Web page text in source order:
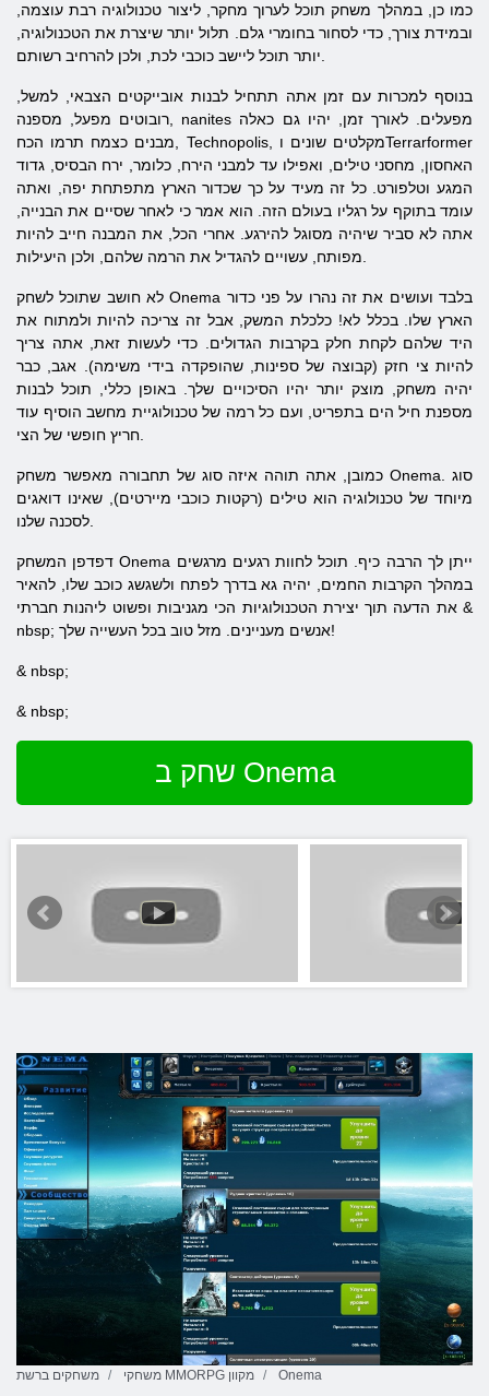
כמו כן, במהלך משחק תוכל לערוך מחקר, ליצור טכנולוגיה רבת עוצמה,
ובמידת צורך, כדי לסחור בחומרי גלם. תלול יותר שיצרת את הטכנולוגיה,
בנוסף למכרות עם זמן אתה תתחיל לבנות אובייקטים הצבאי, למשל,
רובוטים מפעל, מספנה, nanites מפעלים. לאורך זמן, יהיו גם כאלה
מבנים כצמח תרמו הכח, Technopolis, מקלטים שונים וTerrarformer
האחסון, מחסני טילים, ואפילו עד למבני הירח, כלומר, ירח הבסיס, גדוד
המגע וטלפורט. כל זה מעיד על כך שכדור הארץ מתפתחת יפה, ואתה
עומד בתוקף על רגליו בעולם הזה. הוא אמר כי לאחר שסיים את הבנייה,
אתה לא סביר שיהיה מסוגל להירגע. אחרי הכל, את המבנה חייב להיות
לא חושב שתוכל לשחק Onema בלבד ועושים את זה נהרו על פני כדור
הארץ שלו. בכלל לא! כלכלת המשק, אבל זה צריכה להיות ולמתוח את
היד שלהם לקחת חלק בקרבות הגדולים. כדי לעשות זאת, אתה צריך
להיות צי חזק (קבוצה של ספינות, שהופקדה בידי משימה). אגב, כבר
יהיה משחק, מוצק יותר יהיו הסיכויים שלך. באופן כללי, תוכל לבנות
מספנת חיל הים בתפריט, ועם כל רמה של טכנולוגיית מחשב הוסיף עוד
כמובן, אתה תוהה איזה סוג של תחבורה מאפשר משחק Onema. סוג
מיוחד של טכנולוגיה הוא טילים (רקטות כוכבי מיירטים), שאינו דואגים
דפדפן המשחק Onema ייתן לך הרבה כיף. תוכל לחוות רגעים מרגשים
במהלך הקרבות החמים, יהיה גא בדרך לפתח ולשגשג כוכב שלו, להאיר
את הדעה תוך יצירת הטכנולוגיות הכי מגניבות ופשוט ליהנות חברתי &
nbsp; אנשים מעניינים. מזל טוב בכל העשייה שלך!
& nbsp;
& nbsp;
שחק ב Onema
משחקים ברשת משחקי MMORPG מקוון Onema